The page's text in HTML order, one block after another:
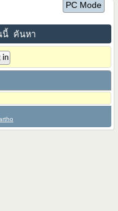
PC Mode
นี้ ค้นหา